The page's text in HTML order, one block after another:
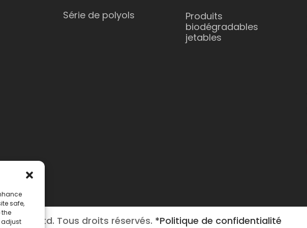
Série de polyols
Produits
biodégradables
jetables
Co., Ltd. Tous droits réservés. *Politique de confidentialité
safe,
the
adjust